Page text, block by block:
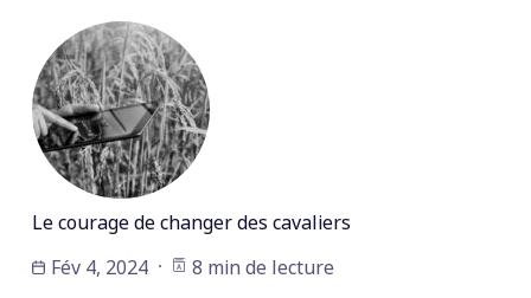
Le courage de changer des cavaliers
Fév 4, 2024
8 min de lecture